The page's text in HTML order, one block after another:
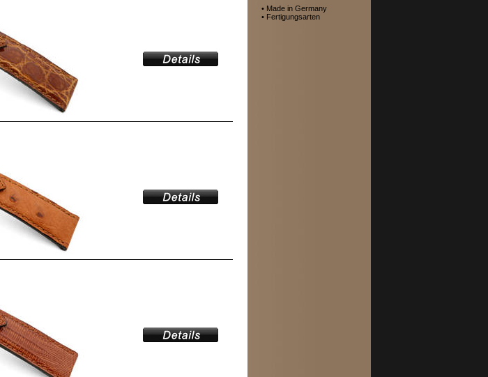
• Made in Germany
• Fertigungsarten